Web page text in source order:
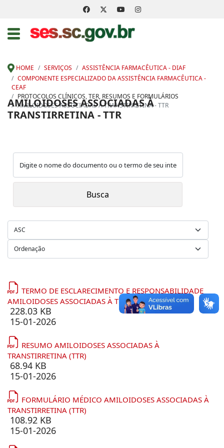
HOME SERVIÇOS
ASSISTÊNCIA FARMACÊUTICA - DIAF
COMPONENTE ESPECIALIZADO DA ASSISTÊNCIA FARMACÊUTICA -
CEAF
PROTOCOLOS CLÍNICOS, TER, RESUMOS E FORMULÁRIOS
AMILOIDOSES ASSOCIADAS À TRANSTIRRETINA - TTR
AMILOIDOSES ASSOCIADAS À
TRANSTIRRETINA - TTR
TERMO DE ESCLARECIMENTO E RESPONSABILIDADE
AMILOIDOSES ASSOCIADAS À TRANSTIRRETINA (TTR)
228.03 KB
15-01-2026
RESUMO AMILOIDOSES ASSOCIADAS À
TRANSTIRRETINA (TTR)
68.94 KB
15-01-2026
FORMULÁRIO MÉDICO AMILOIDOSES ASSOCIADAS À
TRANSTIRRETINA (TTR)
108.92 KB
15-01-2026